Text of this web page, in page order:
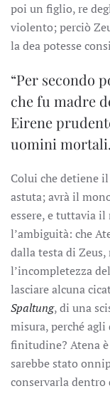
poi un figlio, re
violento; perciò
la dea potesse
“Per secondo
che fu madre
Eirene
uomini
Colui che detiene
astuta; avrà il
essere, e tuttavia
l’ambiguità: che
dalla testa di
l’incompletezza
lasciare alcuna
Spaltung, di una
misura, perché
finitudine? Atena
sarebbe stato
conservarla dentro